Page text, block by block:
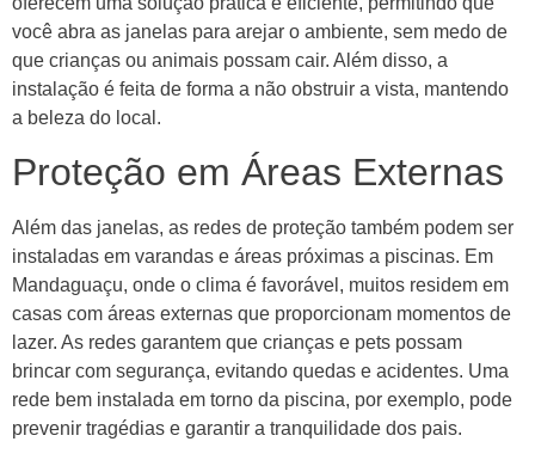
você abra as janelas para arejar o ambiente, sem medo de
que crianças ou animais possam cair. Além disso, a
instalação é feita de forma a não obstruir a vista, mantendo
a beleza do local.
Proteção em Áreas Externas
Além das janelas, as redes de proteção também podem ser
instaladas em varandas e áreas próximas a piscinas. Em
Mandaguaçu, onde o clima é favorável, muitos residem em
casas com áreas externas que proporcionam momentos de
lazer. As redes garantem que crianças e pets possam
brincar com segurança, evitando quedas e acidentes. Uma
rede bem instalada em torno da piscina, por exemplo, pode
prevenir tragédias e garantir a tranquilidade dos pais.